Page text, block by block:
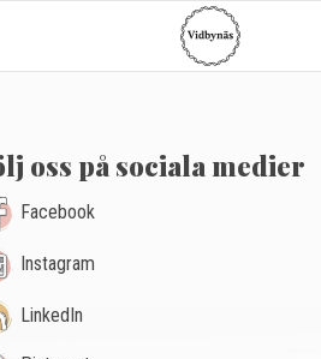
oss på sociala medier
Facebook
Instagram
LinkedIn